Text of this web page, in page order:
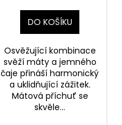
DO KOŠÍKU
Osvěžující kombinace
svěží máty a jemného
čaje přináší harmonický
a uklidňující zážitek.
Mátová příchuť se
skvěle...